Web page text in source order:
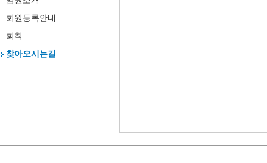
회원등록안내
회칙
찾아오시는길